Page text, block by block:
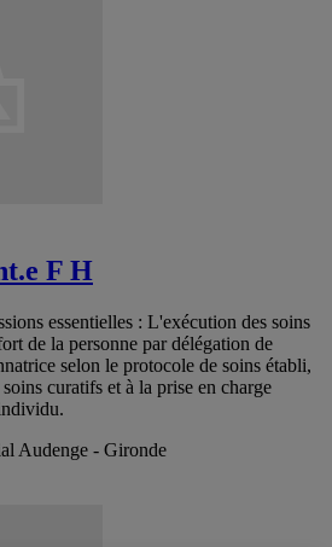
F H
essentielles : L'exécution des soins
de la personne par délégation de
selon le protocole de soins établi,
curatifs et à la prise en charge
Audenge - Gironde